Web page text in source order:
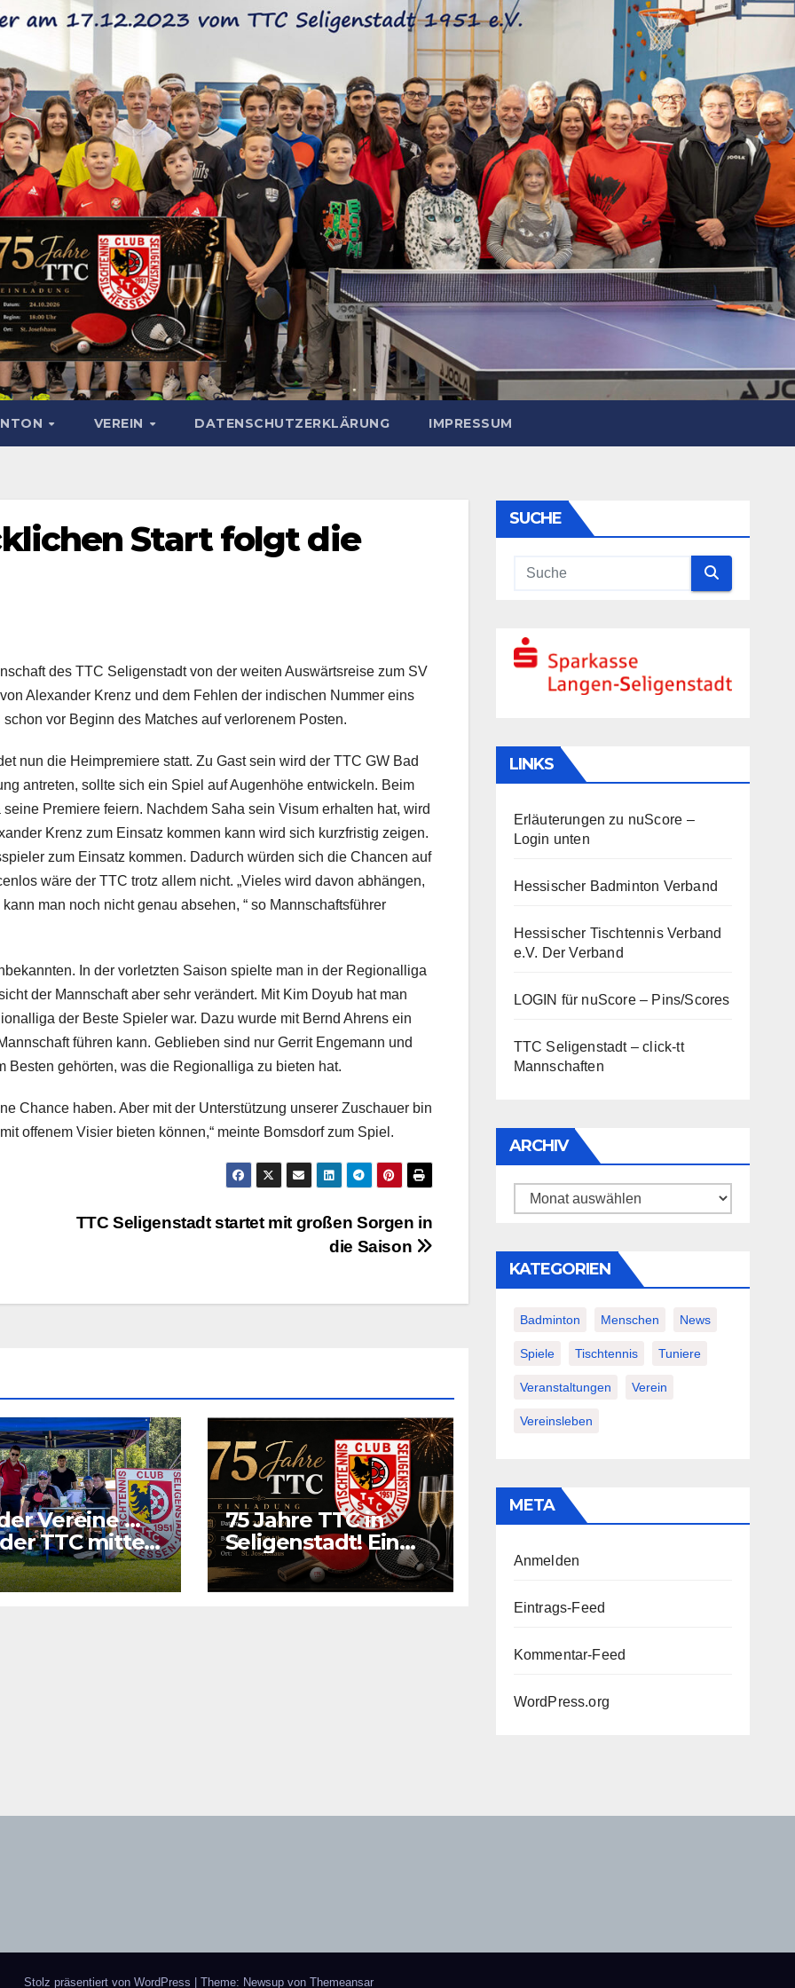
VEREIN DATENSCHUTZERKLÄRUNG IMPRESSUM
Start folgt die
des TTC Seligenstadt von der weiten Auswärtsreise zum SV
Alexander Krenz und dem Fehlen der indischen Nummer eins
vor Beginn des Matches auf verlorenem Posten.
nun die Heimpremiere statt. Zu Gast sein wird der TTC GW Bad
antreten, sollte sich ein Spiel auf Augenhöhe entwickeln. Beim
Premiere feiern. Nachdem Saha sein Visum erhalten hat, wird
Krenz zum Einsatz kommen kann wird sich kurzfristig zeigen.
zum Einsatz kommen. Dadurch würden sich die Chancen auf
wäre der TTC trotz allem nicht. „Vieles wird davon abhängen,
man noch nicht genau absehen, “ so Mannschaftsführer
In der vorletzten Saison spielte man in der Regionalliga
der Mannschaft aber sehr verändert. Mit Kim Doyub hat man
der Beste Spieler war. Dazu wurde mit Bernd Ahrens ein
führen kann. Geblieben sind nur Gerrit Engemann und
Besten gehörten, was die Regionalliga zu bieten hat.
Chance haben. Aber mit der Unterstützung unserer Zuschauer bin
offenem Visier bieten können,“ meinte Bomsdorf zum Spiel.
TTC Seligenstadt startet mit großen Sorgen in
die Saison
Vereine …
TTC mitten
75 Jahre TTC in
Seligenstadt! Ein
Grund richtig zu
feiern.
SUCHE
LINKS
Erläuterungen zu nuScore –
Login unten
Hessischer Badminton Verband
Hessischer Tischtennis Verband
e.V. Der Verband
LOGIN für nuScore – Pins/Scores
TTC Seligenstadt – click-tt
Mannschaften
ARCHIV
Archiv
KATEGORIEN
Badminton Menschen News
Spiele Tischtennis Tuniere
Veranstaltungen Verein
Vereinsleben
META
Anmelden
Eintrags-Feed
Kommentar-Feed
WordPress.org
Stolz präsentiert von WordPress | Theme: Newsup von Themeansar